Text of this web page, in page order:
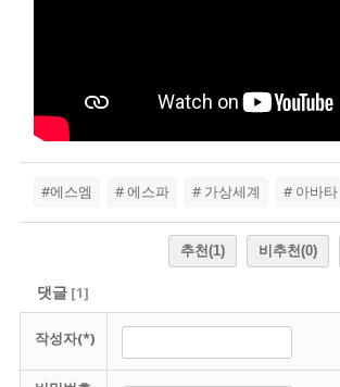
#에스엠 # 에스파 # 가상세계 # 아바타
추천(1) 비추천(0)
댓글[1]
작성자(*)